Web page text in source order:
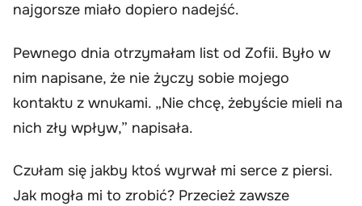
najgorsze miało dopiero nadejść.
Pewnego dnia otrzymałam list od Zofii. Było w
nim napisane, że nie życzy sobie mojego
kontaktu z wnukami. „Nie chcę, żebyście mieli na
nich zły wpływ,” napisała.
Czułam się jakby ktoś wyrwał mi serce z piersi.
Jak mogła mi to zrobić? Przecież zawsze